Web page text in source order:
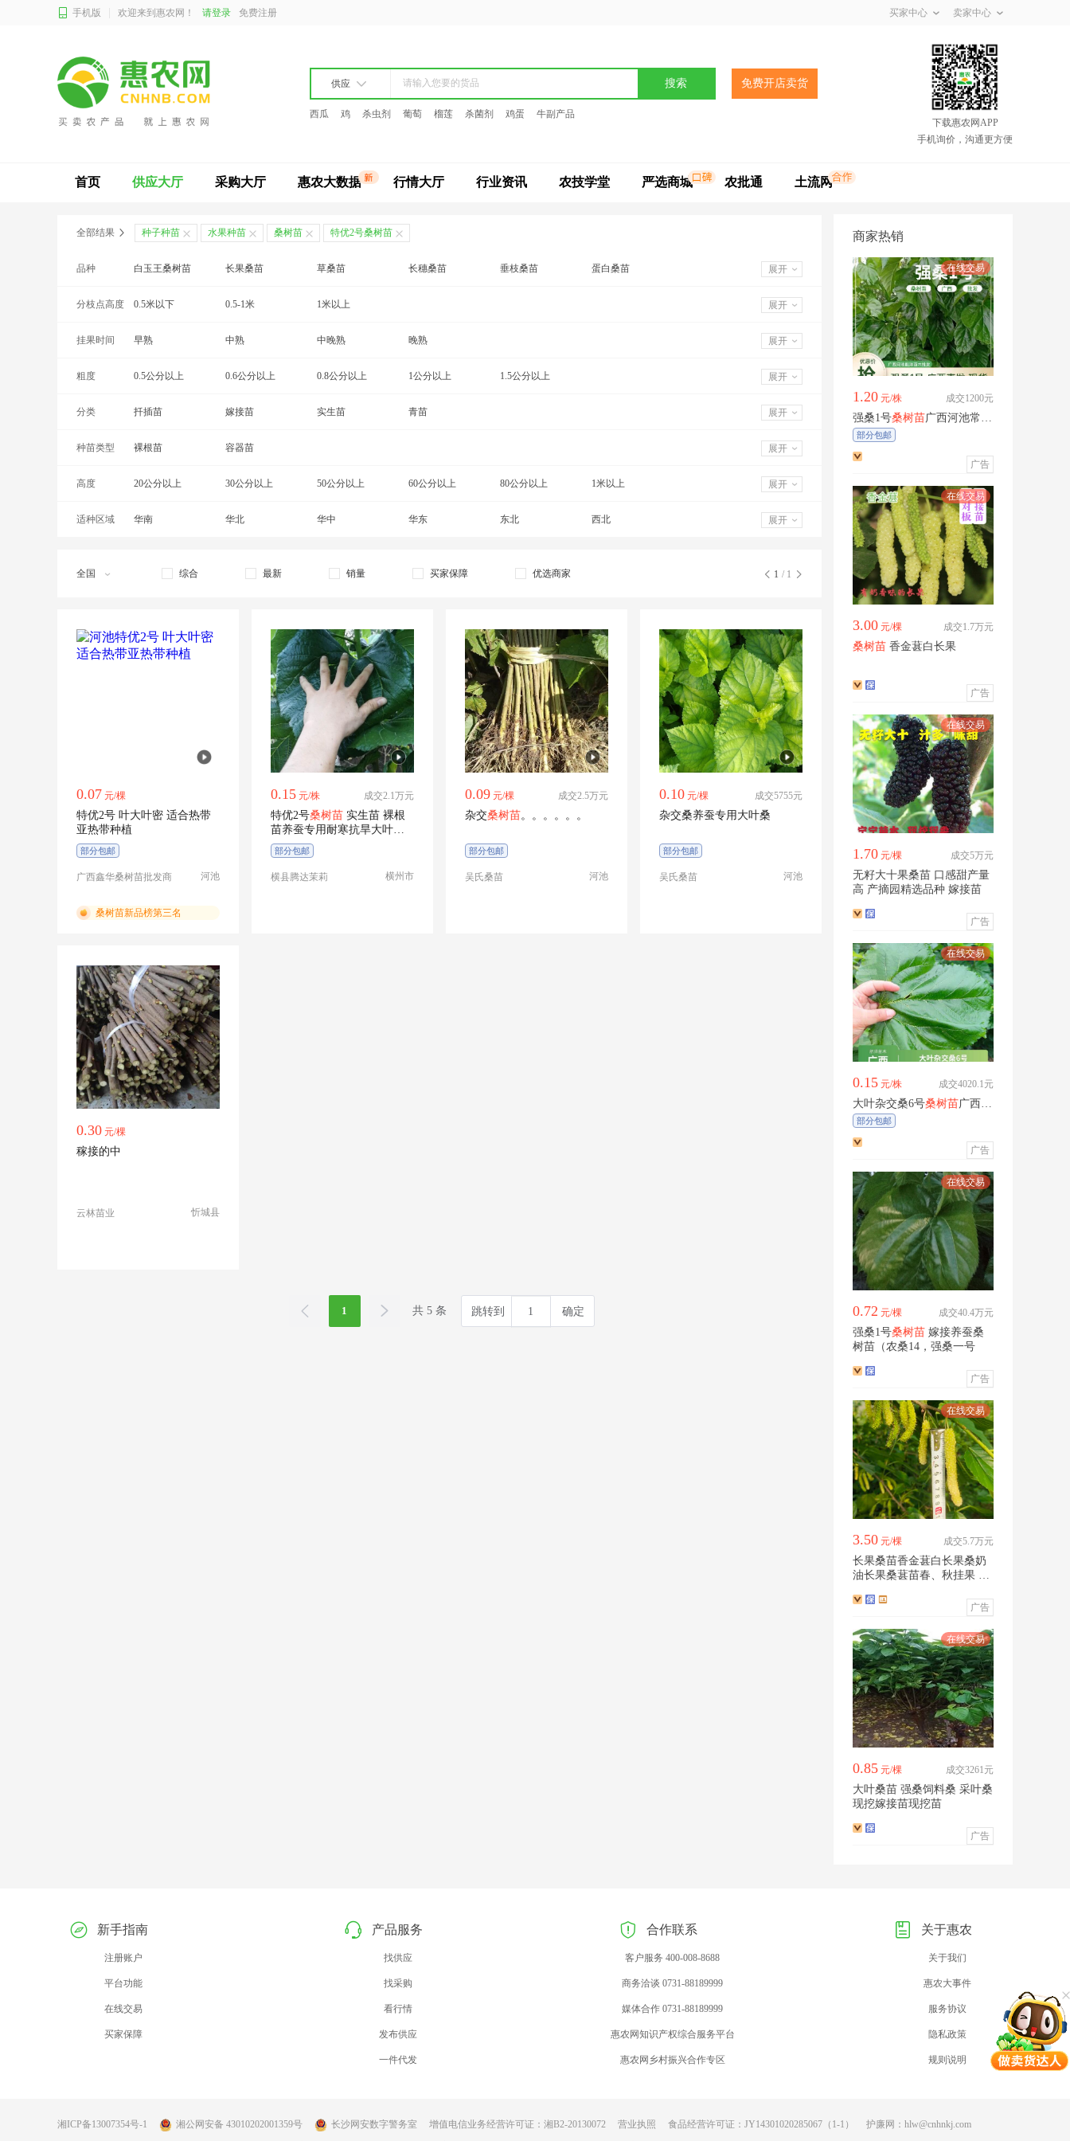
手机版 欢迎来到惠农网！ 请登录 免费注册 买家中心 卖家中心
供应 搜索 免费开店卖货
西瓜 鸡 杀虫剂 葡萄 榴莲 杀菌剂 鸡蛋
牛副产品
下载惠农网APP
手机询价，沟通更方便
首页 供应大厅 采购大厅 惠农大数据 行情大厅 行业资讯 农技学堂 严选商城 农批通 土流网
全部结果 种子种苗 水果种苗 桑树苗 特优2号桑树苗
品种 白玉王桑树苗 长果桑苗 草桑苗 长穗桑苗 垂枝桑苗 蛋白桑苗
大白珍珠桑苗 滇桑苗 大叶桑苗
鬼桑苗 红果2号桑树苗 红果3号桑树苗 黑珍珠桑树苗
冀桑3号桑树苗 鸡桑苗 龙桑苗 强桑1号桑树苗 瑞穗桑苗
唐鬼桑苗 台湾长果桑苗 特优2号桑树苗 无籽大十果桑苗
粤桑51号桑树苗
展开
分枝点高度 0.5米以下 0.5-1米 1米以上 展开
挂果时间 早熟 中熟 中晚熟 晚熟 展开
粗度 0.5公分以上 0.6公分以上 0.8公分以上 1公分以上 1.5公分以上 展开
分类 扦插苗 嫁接苗 实生苗 青苗 展开
种苗类型 裸根苗 容器苗 展开
高度 20公分以上 30公分以上 50公分以上 60公分以上 80公分以上 1米以上
1.5米以上
展开
适种区域 华南 华北 华中 华东 东北 西北 展开
全国 综合 最新 销量 买家保障 优选商家 1 / 1
0.07 元/棵
特优2号 叶大叶密 适合热带
亚热带种植
部分包邮
广西鑫华桑树苗批发商 河池
桑树苗新品榜第三名
0.15 元/株 成交2.1万元
特优2号桑树苗 实生苗 裸根
苗养蚕专用耐寒抗旱大叶杂
交品种。
部分包邮
横县腾达茉莉 横州市
0.09 元/棵 成交2.5万元
杂交桑树苗。。。。。。
部分包邮
吴氏桑苗 河池
0.10 元/棵 成交5755元
杂交桑养蚕专用大叶桑
部分包邮
吴氏桑苗 河池
0.30 元/棵
稼接的中
云林苗业 忻城县
1 共 5 条 跳转到 确定
商家热销
广告
1.20 元/株 成交1200元
强桑1号桑树苗广西河池常年
供货欢迎合作
部分包邮
广告
3.00 元/棵 成交1.7万元
桑树苗 香金葚白长果
广告
1.70 元/棵 成交5万元
无籽大十果桑苗 口感甜产量
高 产摘园精选品种 嫁接苗
广告
0.15 元/株 成交4020.1元
大叶杂交桑6号桑树苗广西河
池产地直发常年供货
部分包邮
广告
0.72 元/棵 成交40.4万元
强桑1号桑树苗
树苗（农桑14，强桑一号
广告
3.50 元/棵 成交5.7万元
长果桑苗香金葚白长果桑奶
油长果桑葚苗春、秋挂果 易
广告
0.85 元/棵 成交3261元
大叶桑苗 强桑饲料桑 采叶桑
现挖嫁接苗现挖苗
新手指南
注册账户
平台功能
在线交易
买家保障
产品服务
找供应
找采购
看行情
发布供应
一件代发
合作联系
客户服务 400-008-8688
商务洽谈 0731-88189999
媒体合作 0731-88189999
惠农网知识产权综合服务平台
惠农网乡村振兴合作专区
关于惠农
关于我们
惠农大事件
服务协议
隐私政策
规则说明
湘ICP备13007354号-1 湘公网安备 43010202001359号 长沙网安数字警务室 增值电信业务经营许可证：湘B2-20130072 营业执照 食品经营许可证：JY14301020285067（1-1）
护廉网：hlw@cnhnkj.com